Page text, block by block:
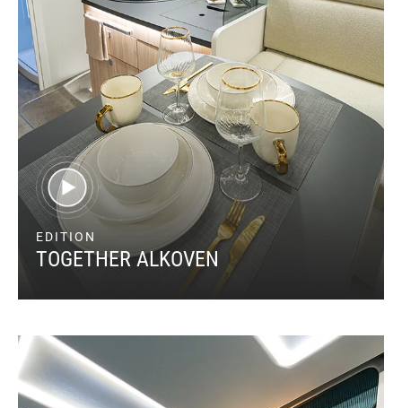
EDITION
TOGETHER ALKOVEN